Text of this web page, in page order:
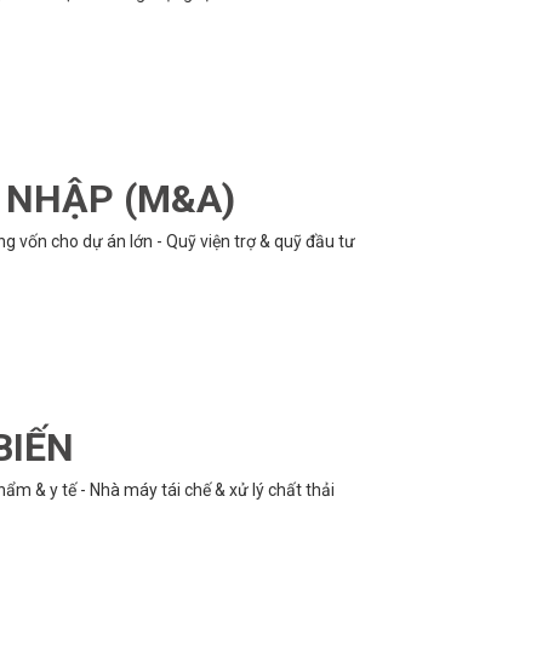
(M&A)
vốn cho dự án lớn - Quỹ viện trợ & quỹ đầu tư
& y tế - Nhà máy tái chế & xử lý chất thải